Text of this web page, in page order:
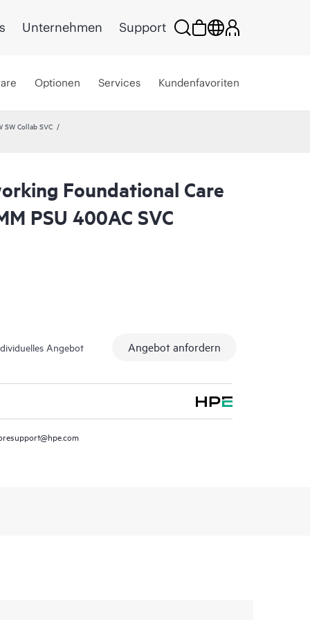
Unternehmen Support
Optionen Services Kundenfavoriten
Collab SVC
Foundational Care
PSU 400AC SVC
Angebot Angebot anfordern